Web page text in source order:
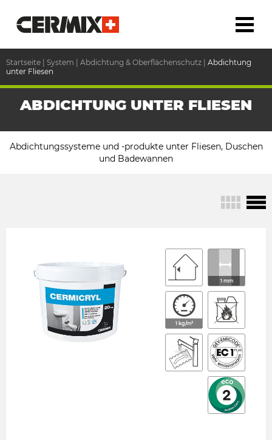
Startseite System Abdichtung & Oberflächenschutz
Abdichtung
unter Fliesen
ABDICHTUNG UNTER FLIESEN
Abdichtungssysteme und -produkte unter Fliesen, Duschen
und Badewannen
1 mm
1 kg/m²